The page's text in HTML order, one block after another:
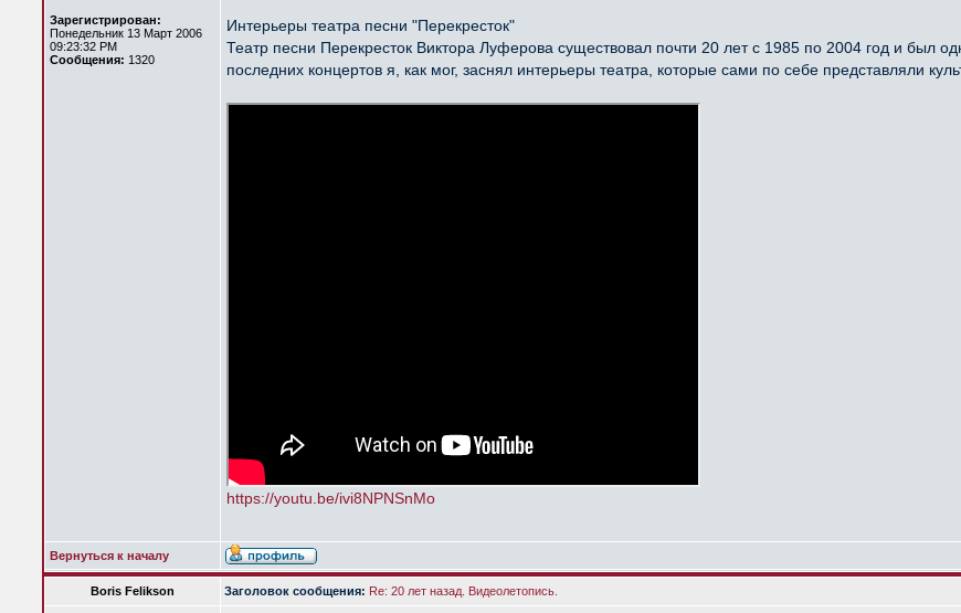
Зарегистрирован:
Понедельник 13 Март 2006
09:23:32 PM
Сообщения: 1320
Интерьеры театра песни "Перекресток"
Театр песни Перекресток Виктора Луферова существовал почти 20 лет с 1985 по 2004 год и был
последних концертов я, как мог, заснял интерьеры театра, которые сами по себе представляли
https://youtu.be/ivi8NPNSnMo
Вернуться к началу
Boris Felikson Заголовок сообщения: Re: 20 лет назад. Видеолетопись.